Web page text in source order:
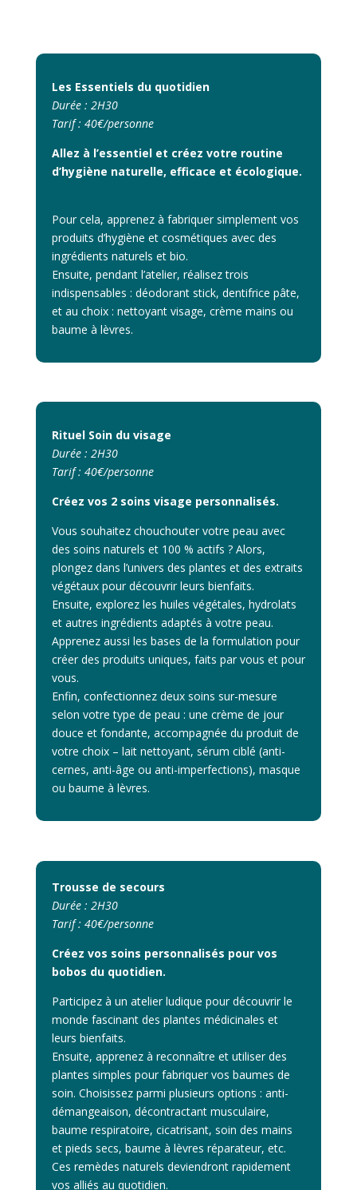
Les Essentiels du quotidien
Durée : 2H30
Tarif : 40€/personne
Allez à l’essentiel et créez votre routine
d’hygiène naturelle, efficace et écologique.
Pour cela, apprenez à fabriquer simplement vos
produits d’hygiène et cosmétiques avec des
ingrédients naturels et bio.
Ensuite, pendant l’atelier, réalisez trois
indispensables : déodorant stick, dentifrice pâte,
et au choix : nettoyant visage, crème mains ou
baume à lèvres.
Rituel Soin du visage
Durée : 2H30
Tarif : 40€/personne
Créez vos 2 soins visage personnalisés.
Vous souhaitez chouchouter votre peau avec
des soins naturels et 100 % actifs ? Alors,
plongez dans l’univers des plantes et des extraits
végétaux pour découvrir leurs bienfaits.
Ensuite, explorez les huiles végétales, hydrolats
et autres ingrédients adaptés à votre peau.
Apprenez aussi les bases de la formulation pour
créer des produits uniques, faits par vous et pour
vous.
Enfin, confectionnez deux soins sur-mesure
selon votre type de peau : une crème de jour
douce et fondante, accompagnée du produit de
votre choix – lait nettoyant, sérum ciblé (anti-
cernes, anti-âge ou anti-imperfections), masque
ou baume à lèvres.
Trousse de secours
Durée : 2H30
Tarif : 40€/personne
Créez vos soins personnalisés pour vos
bobos du quotidien.
Participez à un atelier ludique pour découvrir le
monde fascinant des plantes médicinales et
leurs bienfaits.
Ensuite, apprenez à reconnaître et utiliser des
plantes simples pour fabriquer vos baumes de
soin. Choisissez parmi plusieurs options : anti-
démangeaison, décontractant musculaire,
baume respiratoire, cicatrisant, soin des mains
et pieds secs, baume à lèvres réparateur, etc.
Ces remèdes naturels deviendront rapidement
vos alliés au quotidien.